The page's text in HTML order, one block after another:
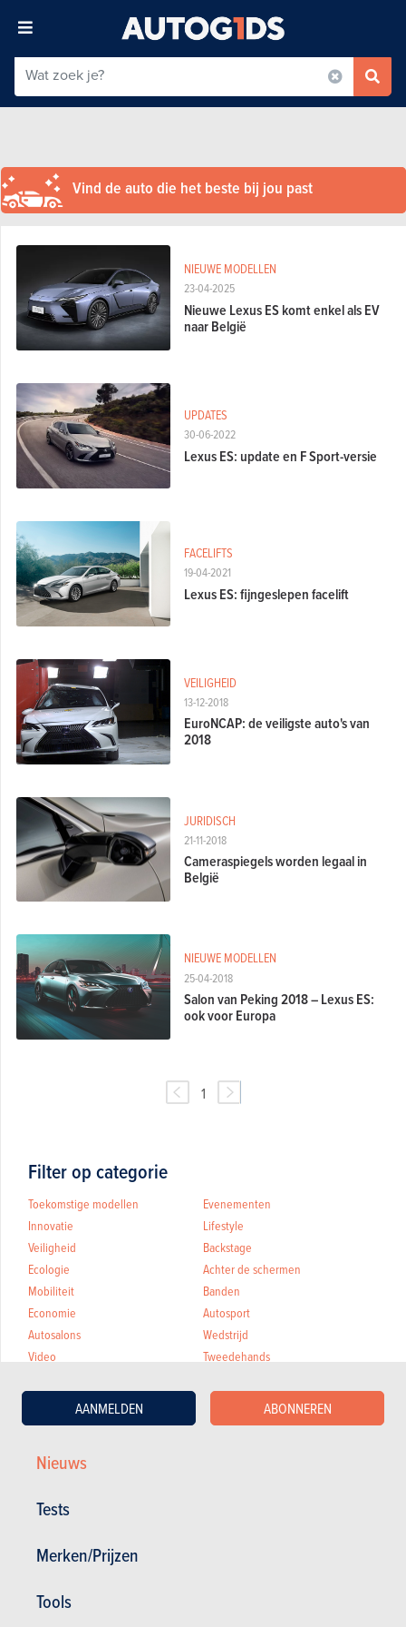
Nieuws
Tests
Merken/Prijzen
Tools
AANMELDEN ABONNEREN
Vind de auto die het beste bij jou past
23-04-2025
NIEUWE MODELLEN
Nieuwe Lexus ES komt enkel als EV
naar België
30-06-2022
UPDATES
Lexus ES: update en F Sport-versie
19-04-2021
FACELIFTS
Lexus ES: fijngeslepen facelift
13-12-2018
VEILIGHEID
EuroNCAP: de veiligste auto's van
2018
21-11-2018
JURIDISCH
Cameraspiegels worden legaal in
België
25-04-2018
NIEUWE MODELLEN
Salon van Peking 2018 – Lexus ES:
ook voor Europa
1
Filter op categorie
Toekomstige modellen
Innovatie
Veiligheid
Ecologie
Mobiliteit
Economie
Autosalons
Evenementen
Lifestyle
Backstage
Achter de schermen
Banden
Autosport
Wedstrijd
Video
Vlaanderen
Wallonië
Automarkt
Tweedehands
Miles
Enquêtes
Filter op merk
Aiways